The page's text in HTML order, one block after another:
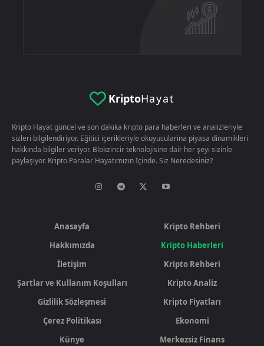
KriptoHayat
Kripto Hayat güncel ve son dakika kripto para haberleri ve analizleriyle
sizleri bilgilendiriyor. Eğitici içerikleriyle okuyucularina piyasa dinamikleri
hakkında bilgiler veriyor. Blokzincir teknolojisine dair her şeyi sizinle
paylaşıyor. Kripto Paralar Hayatımızın İçinde. Siz Neredesiniz?
Anasayfa
Hakkımızda
İletişim
Şartlar ve Kullanım Koşulları
Gizlilik Sözleşmesi
Çerez Politikası
Künye
Kripto Rehberi
Kripto Haberleri
Kripto Rehberi
Kripto Analiz
Kripto Fiyatları
Ekonomi
Merkezsiz Finans